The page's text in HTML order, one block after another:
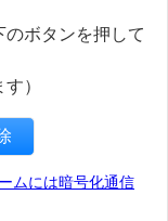
ボタンを押して
）
ムには暗号化通信